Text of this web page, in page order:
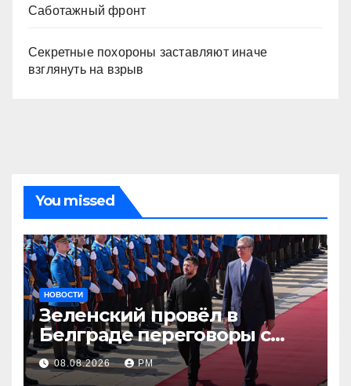
Саботажный фронт
Секретные похороны заставляют иначе
взглянуть на взрыв
You missed
НОВОСТИ
Зеленский провёл в
Белграде переговоры с
Вучичем
08.08.2026 РМ